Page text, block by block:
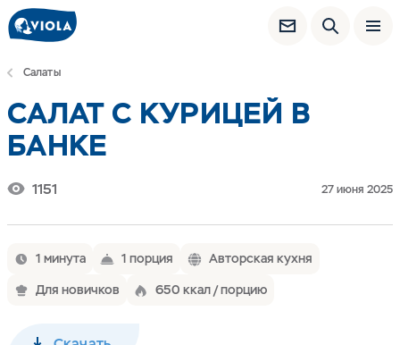
Салаты
САЛАТ С КУРИЦЕЙ В
БАНКЕ
1151 27 июня 2025
1 минута 1 порция
Авторская кухня
Для новичков
650 ккал / порцию